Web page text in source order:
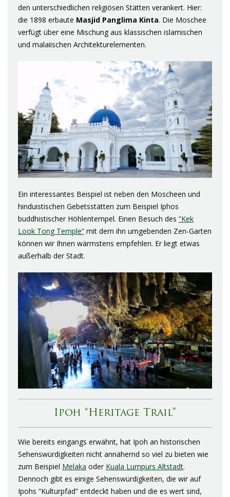
den unterschiedlichen religiösen Stätten verankert. Hier:
die 1898 erbaute Masjid Panglima Kinta. Die Moschee
verfügt über eine Mischung aus klassischen islamischen
und malaiischen Architekturelementen.
Ein interessantes Beispiel ist neben den Moscheen und
hinduistischen Gebetsstätten zum Beispiel Iphos
buddhistischer Höhlentempel. Einen Besuch des “Kek
Look Tong Temple” mit dem ihn umgebenden Zen-Garten
können wir Ihnen wärmstens empfehlen. Er liegt etwas
außerhalb der Stadt.
Ipoh “Heritage Trail”
Wie bereits eingangs erwähnt, hat Ipoh an historischen
Sehenswürdigkeiten nicht annähernd so viel zu bieten wie
zum Beispiel Melaka oder Kuala Lumpurs Altstadt.
Dennoch gibt es einige Sehenswürdigkeiten, die wir auf
Ipohs “Kulturpfad” entdeckt haben und die es wert sind,